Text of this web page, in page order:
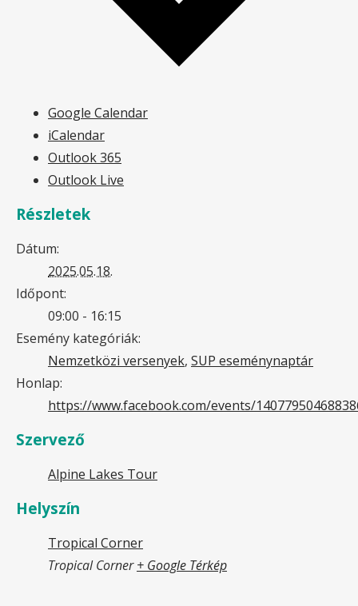
Google Calendar
iCalendar
Outlook 365
Outlook Live
Részletek
Dátum:
2025.05.18.
Időpont:
09:00 - 16:15
Esemény kategóriák:
Nemzetközi versenyek, SUP eseménynaptár
Honlap:
https://www.facebook.com/events/
Szervező
Alpine Lakes Tour
Helyszín
Tropical Corner
Tropical Corner + Google Térkép